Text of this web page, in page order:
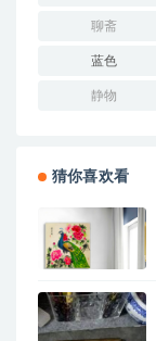
聊斋
蓝色
静物
猜你喜欢看